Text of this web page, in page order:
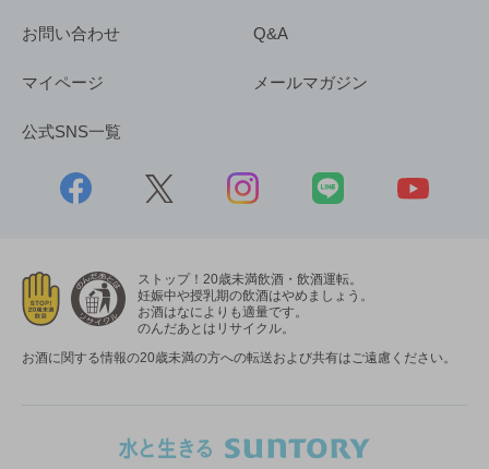
お問い合わせ Q&A
マイページ メールマガジン
公式SNS一覧
ストップ！20歳未満飲酒・飲酒運転。
妊娠中や授乳期の飲酒はやめましょう。
お酒はなによりも適量です。
のんだあとはリサイクル。
お酒に関する情報の20歳未満の方への転送および共有はご遠慮ください。